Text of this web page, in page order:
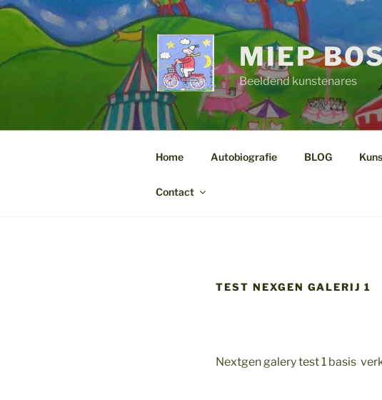
Ga
inhoud
MIEP
Beeldend kunstenares
Home Autobiografie BLOG
Contact
TEST NEXGEN GALERIJ 1
Nextgen galery test 1 basis